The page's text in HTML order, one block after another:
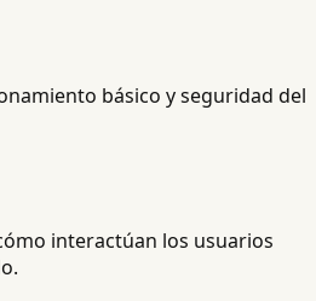
básico y seguridad del
interactúan los usuarios